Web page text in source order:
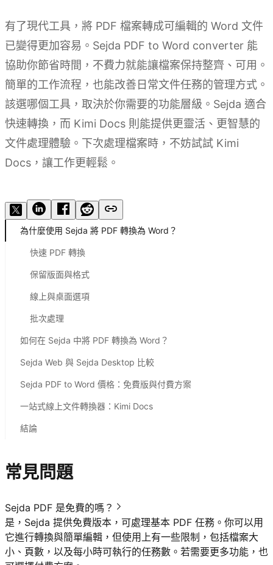
有了現代工具，將 PDF 檔案轉成可編輯的 Word 文件
已變得更加容易。Sejda PDF to Word converter 能
協助你節省時間，不費力就能讓檔案保持整齊、可用。
簡單的工作流程，也能改善日常文件任務的管理方式。
該選哪個工具，取決於你需要的功能層級。Sejda 適合
快速轉換，而 Kimi Docs 則能提供更靈活、更智慧的
文件處理體驗。下次處理檔案時，不妨試試 Kimi
Docs，讓工作更輕鬆。
為什麼使用 Sejda 將 PDF 轉換為 Word？
快速 PDF 轉換
保留版面與格式
線上與桌面選項
批次處理
如何在 Sejda 中將 PDF 轉換為 Word？
Sejda Web 與 Sejda Desktop 比較
Sejda PDF to Word 價格：免費版與付費方案
一站式線上文件轉換器：Kimi Docs
結論
常見問題
Sejda PDF 是免費的嗎？
是，Sejda 提供免費版本，可處理基本 PDF 任務。你可以用
它進行轉換與簡單編輯，但使用上有一些限制，包括檔案大
小、頁數，以及每小時可執行的任務數。若需要更多功能，也